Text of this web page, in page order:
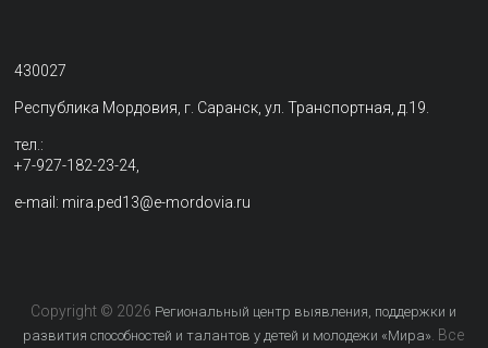
430027
Республика Мордовия, г. Саранск, ул. Транспортная, д.19.
тел.:
+7-927-182-23-24,
e-mail: mira.ped13@e-mordovia.ru
Copyright © 2026 Региональный центр выявления, поддержки и
развития способностей и талантов у детей и молодежи «Мира» . Все